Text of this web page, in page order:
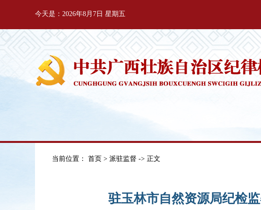
今天是：2026年8月7日 星期五
当前位置： 首页 > 派驻监督 -> 正文
驻玉林市自然资源局纪检